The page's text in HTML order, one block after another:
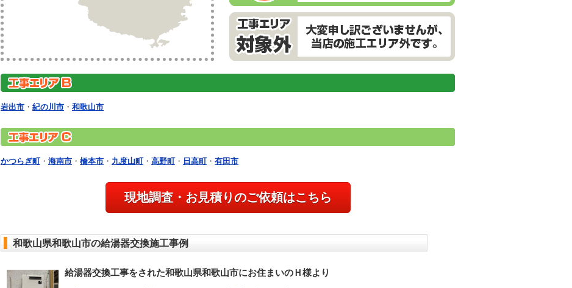
岩出市 ・ 紀の川市 ・ 和歌山市
かつらぎ町・ 海南市 ・ 橋本市 ・ 九度山町・ 高野町・ 日高町・ 有田市
現地調査・お見積りのご依頼はこちら
和歌山県和歌山市の給湯器交換施工事例
給湯器交換工事をされた和歌山県和歌山市にお住まいのＨ様より